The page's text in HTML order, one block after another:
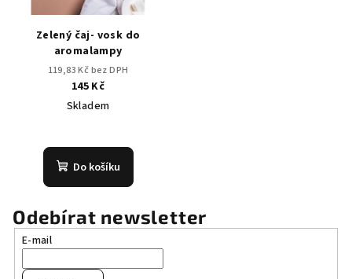
Zelený čaj- vosk do
aromalampy
119,83 Kč bez DPH
145 Kč
Skladem
Do košíku
Odebírat newsletter
E-mail